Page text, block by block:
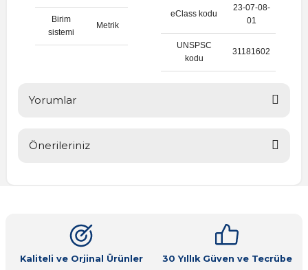
Birim
sistemi
Metrik
eClass kodu
23-07-08-
01
UNSPSC
kodu
31181602
Yorumlar
Önerileriniz
Görüş ve önerileriniz için teşekkür ederiz.
Ürün resmi kalitesiz, bozuk veya görüntülenemiyor.
Kaliteli ve Orjinal Ürünler
30 Yıllık Güven ve Tecrübe